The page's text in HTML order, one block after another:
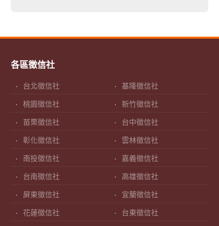
各區徵信社
台北徵信社 基隆徵信社
桃園徵信社 新竹徵信社
苗栗徵信社 台中徵信社
彰化徵信社 雲林徵信社
南投徵信社 嘉義徵信社
台南徵信社 高雄徵信社
屏東徵信社 宜蘭徵信社
花蓮徵信社 台東徵信社